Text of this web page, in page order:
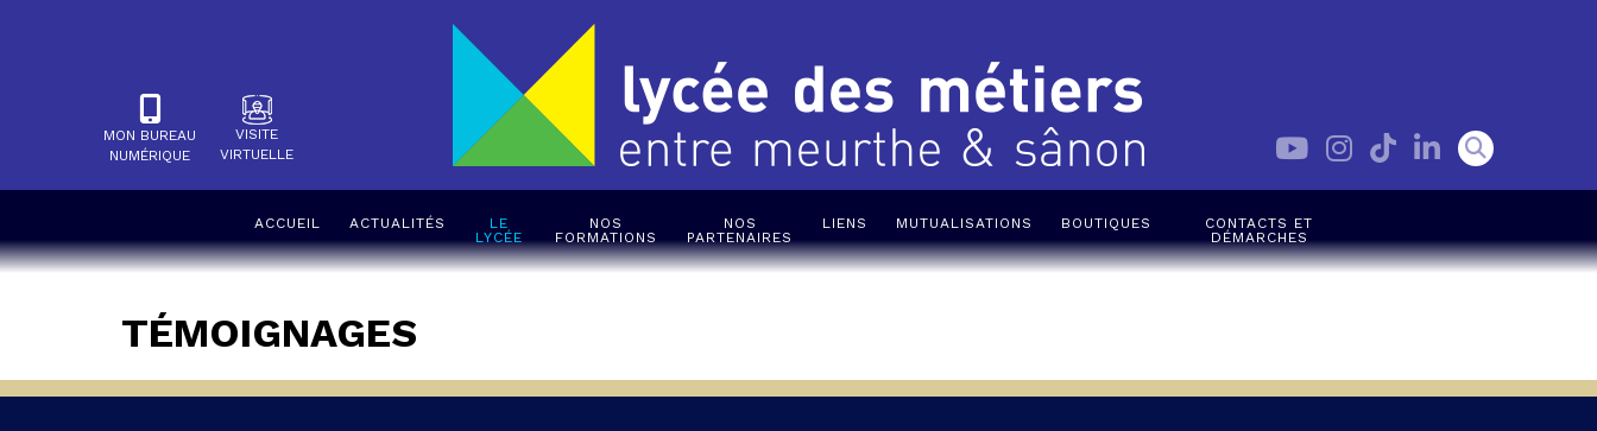
MON BUREAU
NUMÉRIQUE
VISITE
VIRTUELLE
ACCUEIL ACTUALITÉS
LE
LYCÉE
NOS
FORMATIONS
NOS
PARTENAIRES
LIENS MUTUALISATIONS BOUTIQUES
CONTACTS ET
DÉMARCHES
TÉMOIGNAGES